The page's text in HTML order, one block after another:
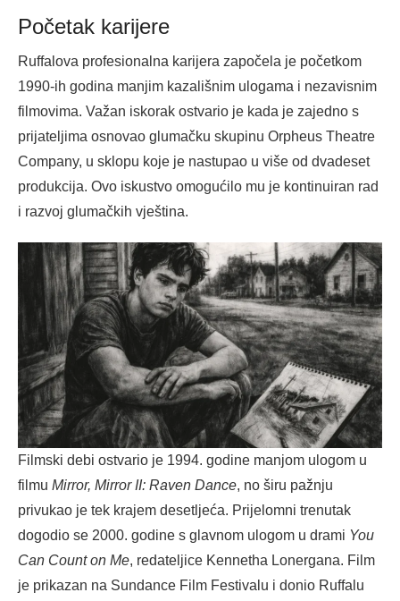
Početak karijere
Ruffalova profesionalna karijera započela je početkom
1990-ih godina manjim kazališnim ulogama i nezavisnim
filmovima. Važan iskorak ostvario je kada je zajedno s
prijateljima osnovao glumačku skupinu Orpheus Theatre
Company, u sklopu koje je nastupao u više od dvadeset
produkcija. Ovo iskustvo omogućilo mu je kontinuiran rad
i razvoj glumačkih vještina.
Filmski debi ostvario je 1994. godine manjom ulogom u
filmu Mirror, Mirror II: Raven Dance, no širu pažnju
privukao je tek krajem desetljeća. Prijelomni trenutak
dogodio se 2000. godine s glavnom ulogom u drami You
Can Count on Me, redateljice Kennetha Lonergana. Film
je prikazan na Sundance Film Festivalu i donio Ruffalu